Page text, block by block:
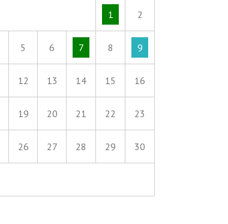
1 2
5 6 7 8 9
12 13 14 15 16
19 20 21 22 23
26 27 28 29 30